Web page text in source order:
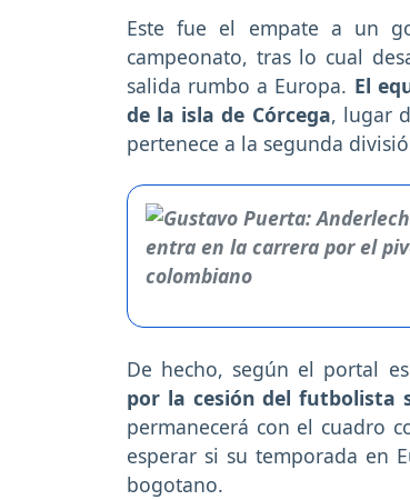
Este fue el empate a un
campeonato, tras lo cual
salida rumbo a Europa. El
de la isla de Córcega, lugar
pertenece a la segunda
De hecho, según el portal
por la cesión del futbolista
permanecerá con el cuadro
esperar si su temporada en
bogotano.